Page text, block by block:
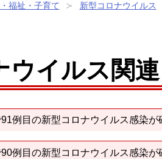
福祉・子育て 新型コロナウイルス
ウイルス関連
例目の新型コロナウイルス感染が
例目の新型コロナウイルス感染が